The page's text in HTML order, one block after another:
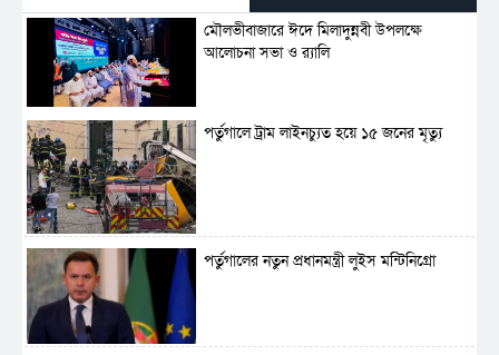
মৌলভীবাজারে ঈদে মিলাদুন্নবী উপলক্ষে
আলোচনা সভা ও র‍্যালি
পর্তুগালে ট্রাম লাইনচ্যুত হয়ে ১৫ জনের মৃত্যু
পর্তুগালের নতুন প্রধানমন্ত্রী লুইস মন্টিনিগ্রো